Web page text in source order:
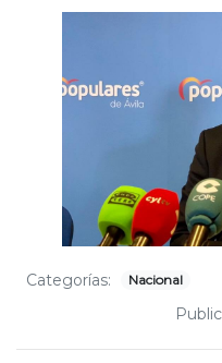
Categorías: Nacional